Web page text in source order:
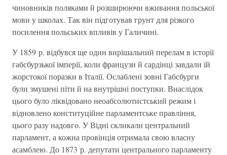
чиновників поляками й розширюючи вживання польської
мови у школах. Так він підготував грунт для різкого
посилення польських впливів у Галичині.
У 1859 р. відбувся ще один вирішальний перелам в історії
габсбурзької імперії, коли французи й сардінці завдали їй
жорстокої поразки в Італії. Ослаблені зовні Габсбурги
були змушені піти й на внутрішні поступки. Внаслідок
цього було ліквідовано неоабсолютистський режим і
відновлено конституційне парламентське правління,
цього разу надовго. У Відні скликали центральний
парламент, а кожна провінція отримала свою власну
асамблею. До 1873 р. депутати центрального парламенту